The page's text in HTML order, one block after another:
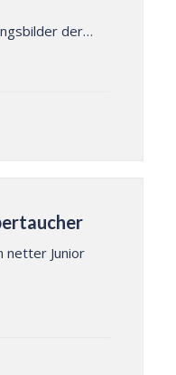
der…
netter Junior